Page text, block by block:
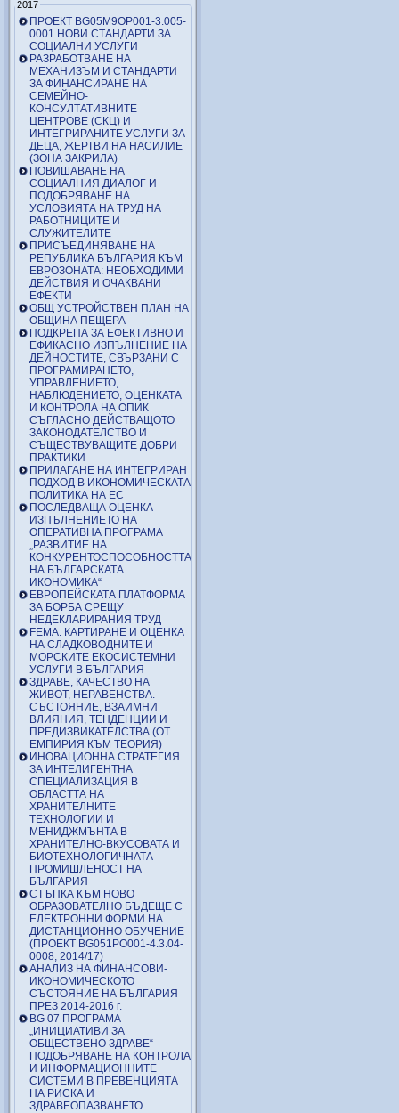
2017
ПРОЕКТ BG05M9OP001-3.005-
0001 НОВИ СТАНДАРТИ ЗА
СОЦИАЛНИ УСЛУГИ
РАЗРАБОТВАНЕ НА
МЕХАНИЗЪМ И СТАНДАРТИ
ЗА ФИНАНСИРАНЕ НА
СЕМЕЙНО-
КОНСУЛТАТИВНИТЕ
ЦЕНТРОВЕ (СКЦ) И
ИНТЕГРИРАНИТЕ УСЛУГИ ЗА
ДЕЦА, ЖЕРТВИ НА НАСИЛИЕ
(ЗОНА ЗАКРИЛА)
ПОВИШАВАНЕ НА
СОЦИАЛНИЯ ДИАЛОГ И
ПОДОБРЯВАНЕ НА
УСЛОВИЯТА НА ТРУД НА
РАБОТНИЦИТЕ И
СЛУЖИТЕЛИТЕ
ПРИСЪЕДИНЯВАНЕ НА
РЕПУБЛИКА БЪЛГАРИЯ КЪМ
ЕВРОЗОНАТА: НЕОБХОДИМИ
ДЕЙСТВИЯ И ОЧАКВАНИ
ЕФЕКТИ
ОБЩ УСТРОЙСТВЕН ПЛАН НА
ОБЩИНА ПЕЩЕРА
ПОДКРЕПА ЗА ЕФЕКТИВНО И
ЕФИКАСНО ИЗПЪЛНЕНИЕ НА
ДЕЙНОСТИТЕ, СВЪРЗАНИ С
ПРОГРАМИРАНЕТО,
УПРАВЛЕНИЕТО,
НАБЛЮДЕНИЕТО, ОЦЕНКАТА
И КОНТРОЛА НА ОПИК
СЪГЛАСНО ДЕЙСТВАЩОТО
ЗАКОНОДАТЕЛСТВО И
СЪЩЕСТВУВАЩИТЕ ДОБРИ
ПРАКТИКИ
ПРИЛАГАНЕ НА ИНТЕГРИРАН
ПОДХОД В ИКОНОМИЧЕСКАТА
ПОЛИТИКА НА ЕС
ПОСЛЕДВАЩА ОЦЕНКА
ИЗПЪЛНЕНИЕТО НА
ОПЕРАТИВНА ПРОГРАМА
„РАЗВИТИЕ НА
КОНКУРЕНТОСПОСОБНОСТТА
НА БЪЛГАРСКАТА
ИКОНОМИКА“
ЕВРОПЕЙСКАТА ПЛАТФОРМА
ЗА БОРБА СРЕЩУ
НЕДЕКЛАРИРАНИЯ ТРУД
FEMA: КАРТИРАНЕ И ОЦЕНКА
НА СЛАДКОВОДНИТЕ И
МОРСКИТЕ ЕКОСИСТЕМНИ
УСЛУГИ В БЪЛГАРИЯ
ЗДРАВЕ, КАЧЕСТВО НА
ЖИВОТ, НЕРАВЕНСТВА.
СЪСТОЯНИЕ, ВЗАИМНИ
ВЛИЯНИЯ, ТЕНДЕНЦИИ И
ПРЕДИЗВИКАТЕЛСТВА (ОТ
ЕМПИРИЯ КЪМ ТЕОРИЯ)
ИНОВАЦИОННА СТРАТЕГИЯ
ЗА ИНТЕЛИГЕНТНА
СПЕЦИАЛИЗАЦИЯ В
ОБЛАСТТА НА
ХРАНИТЕЛНИТЕ
ТЕХНОЛОГИИ И
МЕНИДЖМЪНТА В
ХРАНИТЕЛНО-ВКУСОВАТА И
БИОТЕХНОЛОГИЧНАТА
ПРОМИШЛЕНОСТ НА
БЪЛГАРИЯ
СТЪПКА КЪМ НОВО
ОБРАЗОВАТЕЛНО БЪДЕЩЕ С
ЕЛЕКТРОННИ ФОРМИ НА
ДИСТАНЦИОННО ОБУЧЕНИЕ
(ПРОЕКТ BG051PO001-4.3.04-
0008, 2014/17)
АНАЛИЗ НА ФИНАНСОВИ-
ИКОНОМИЧЕСКОТО
СЪСТОЯНИЕ НА БЪЛГАРИЯ
ПРЕЗ 2014-2016 г.
BG 07 ПРОГРАМА
„ИНИЦИАТИВИ ЗА
ОБЩЕСТВЕНО ЗДРАВЕ“ –
ПОДОБРЯВАНЕ НА КОНТРОЛА
И ИНФОРМАЦИОННИТЕ
СИСТЕМИ В ПРЕВЕНЦИЯТА
НА РИСКА И
ЗДРАВЕОПАЗВАНЕТО